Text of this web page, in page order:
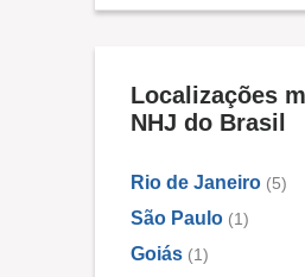
Localizações
NHJ do Brasil
Rio de Janeiro (5)
São Paulo (1)
Goiás (1)